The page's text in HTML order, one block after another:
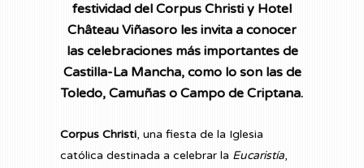
festividad del Corpus Christi y Hotel
Château Viñasoro les invita a conocer
las celebraciones más importantes de
Castilla-La Mancha, como lo son las de
Toledo, Camuñas o Campo de Criptana.
Corpus Christi, una fiesta de la Iglesia
católica destinada a celebrar la Eucaristía,